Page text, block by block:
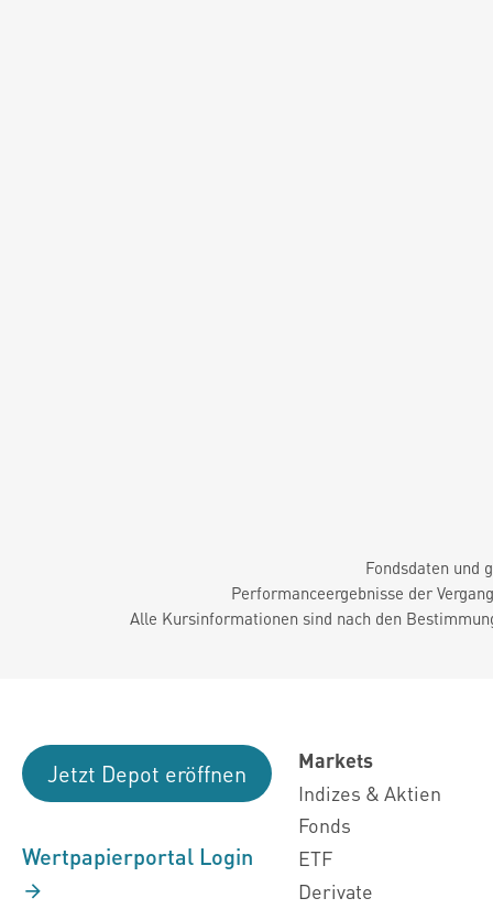
Fondsdaten und
Performanceergebnisse der
Alle Kursinformationen sind nach den
Jetzt Depot eröffnen
Wertpapierportal Login
Markets
Indizes & Aktien
Fonds
ETF
Derivate